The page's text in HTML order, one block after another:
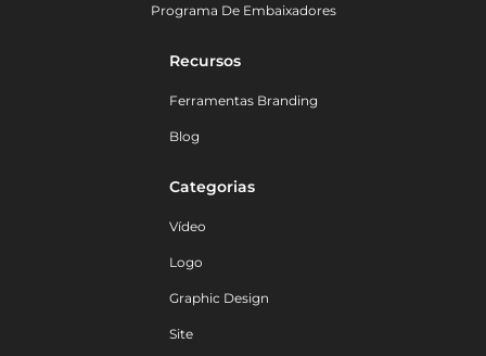
Programa De Embaixadores
Recursos
Ferramentas Branding
Blog
Categorias
Vídeo
Logo
Graphic Design
Site